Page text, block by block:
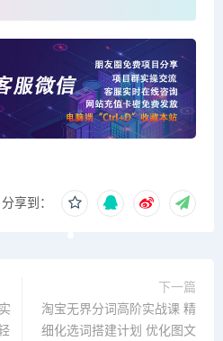
分享到：
下一篇
淘宝无界分词高阶实战课 精
细化选词搭建计划 优化图文